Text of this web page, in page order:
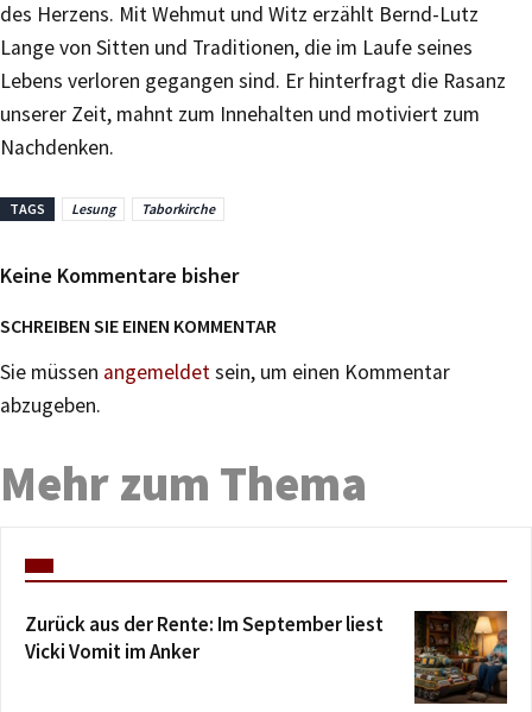
des Herzens. Mit Wehmut und Witz erzählt Bernd-Lutz
Lange von Sitten und Traditionen, die im Laufe seines
Lebens verloren gegangen sind. Er hinterfragt die Rasanz
unserer Zeit, mahnt zum Innehalten und motiviert zum
Nachdenken.
TAGS Lesung Taborkirche
Keine Kommentare bisher
SCHREIBEN SIE EINEN KOMMENTAR
Sie müssen angemeldetsein, um einen Kommentar
abzugeben.
Mehr zum Thema
Zurück aus der Rente: Im September liest
Vicki Vomit im Anker